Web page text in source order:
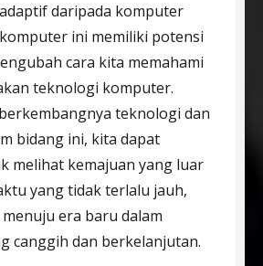
daripada komputer
ini memiliki potensi
cara kita memahami
teknologi komputer.
teknologi dan
bidang ini, kita dapat
melihat kemajuan yang luar
yang tidak terlalu jauh,
era baru dalam
canggih dan berkelanjutan.